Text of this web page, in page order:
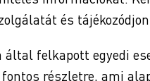
és
által felkapott egyedi
részletre, ami